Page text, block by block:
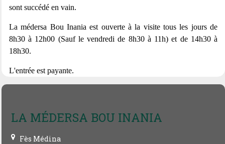
sont succédé en vain.
La médersa Bou Inania est ouverte à la visite tous les jours de
8h30 à 12h00 (Sauf le vendredi de 8h30 à 11h) et de 14h30 à
18h30.
L'entrée est payante.
LA MÉDERSA BOU INANIA
Fès Médina